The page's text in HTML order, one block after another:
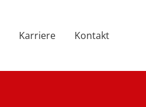
Karriere Kontakt